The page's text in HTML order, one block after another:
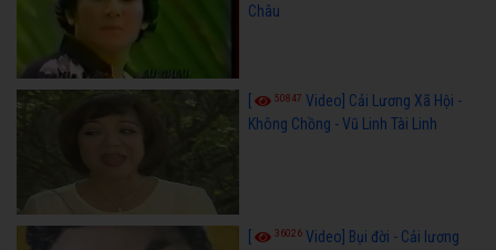
Châu
50847 Video] Cải Lương Xã Hội -
Không Chồng - Vũ Linh Tài Linh
36026 Video] Bụi đời - Cải lương